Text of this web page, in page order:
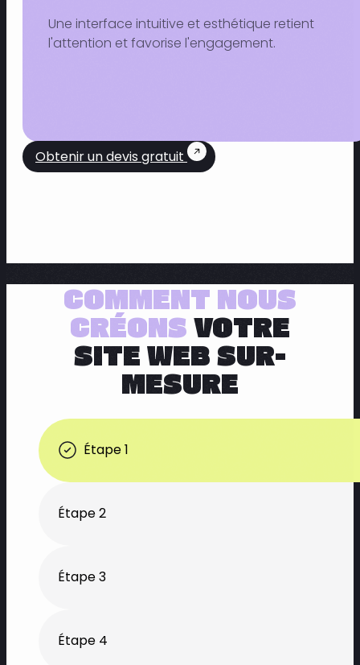
Une interface intuitive et esthétique retient
l'attention et favorise l'engagement.
Obtenir un devis gratuit
COMMENT NOUS
CRÉONSVOTRE
SITE WEB SUR-
MESURE
Étape 1
Étape 2
Étape 3
Étape 4